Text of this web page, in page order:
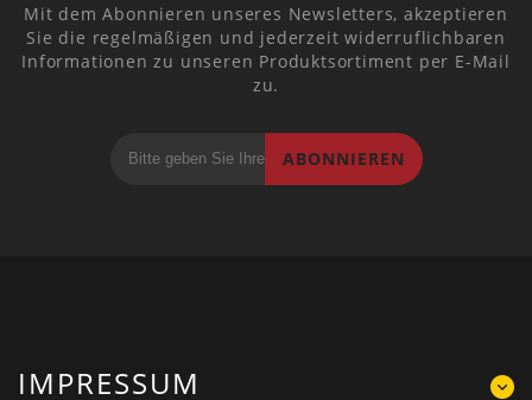
Mit dem Abonnieren unseres Newsletters, akzeptieren
Sie die regelmäßigen und jederzeit widerruflichbaren
Informationen zu unseren Produktsortiment per E-Mail
zu.
ABONNIEREN
IMPRESSUM